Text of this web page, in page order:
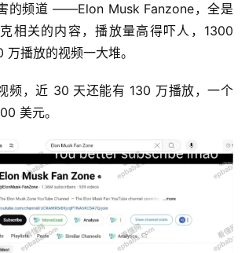
的频道 ——Elon Musk Fanzone，全是
相关的内容，播放量高得吓人，1300
播放的视频一大堆。
频，近 30 天还能有 130 万播放，一个
美元。